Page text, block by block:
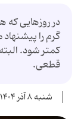
در روزهایی
گرم را
کمتر شود.
قطعی.
شنبه ۸ آذر ۱۴۰۴ - ۱۰:۱۲